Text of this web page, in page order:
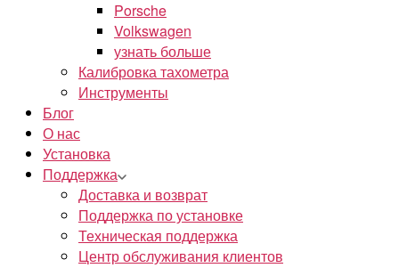
Porsche
Volkswagen
узнать больше
Калибровка тахометра
Инструменты
Блог
О нас
Установка
Поддержка
Доставка и возврат
Поддержка по установке
Техническая поддержка
Центр обслуживания клиентов